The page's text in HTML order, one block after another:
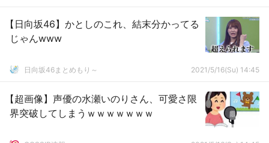
【日向坂46】かとしのこれ、結末分かってる
じゃんwww
日向坂46まとめもり～ 2021/5/16(Su) 14:45
【超画像】声優の水瀬いのりさん、可愛さ限
界突破してしまうｗｗｗｗｗｗｗ